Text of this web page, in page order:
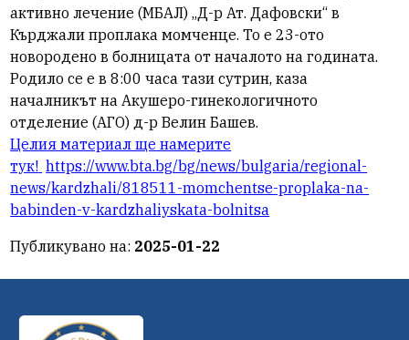
активно лечение (МБАЛ) „Д-р Ат. Дафовски“ в
Кърджали проплака момченце. То е 23-ото
новородено в болницата от началото на годината.
Родило се е в 8:00 часа тази сутрин, каза
началникът на Aкушеро-гинекологичното
отделение (АГО) д-р Велин Башев.
Целия материал ще намерите
тук! https://www.bta.bg/bg/news/bulgaria/regional-
news/kardzhali/818511-momchentse-proplaka-na-
babinden-v-kardzhaliyskata-bolnitsa
Публикувано на: 2025-01-22